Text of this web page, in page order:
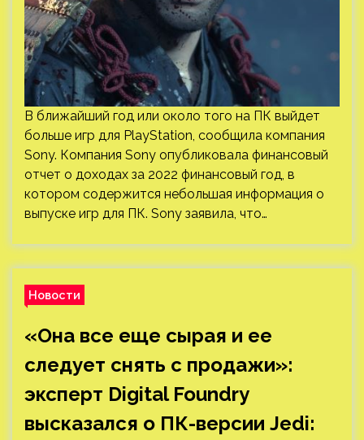
В ближайший год или около того на ПК выйдет
больше игр для PlayStation, сообщила компания
Sony. Компания Sony опубликовала финансовый
отчет о доходах за 2022 финансовый год, в
котором содержится небольшая информация о
выпуске игр для ПК. Sony заявила, что…
Новости
«Она все еще сырая и ее
следует снять с продажи»:
эксперт Digital Foundry
высказался о ПК-версии Jedi: